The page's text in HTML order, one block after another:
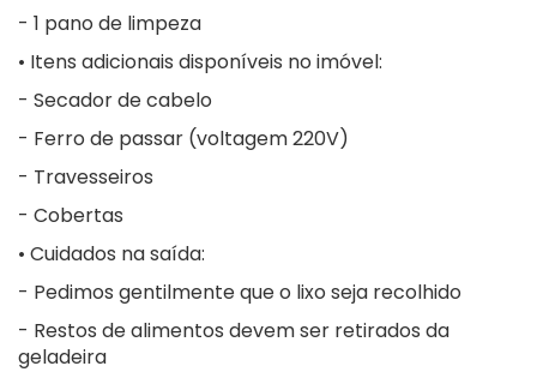
- 1 pano de limpeza
• Itens adicionais disponíveis no imóvel:
- Secador de cabelo
- Ferro de passar (voltagem 220V)
- Travesseiros
- Cobertas
• Cuidados na saída:
- Pedimos gentilmente que o lixo seja recolhido
- Restos de alimentos devem ser retirados da
geladeira